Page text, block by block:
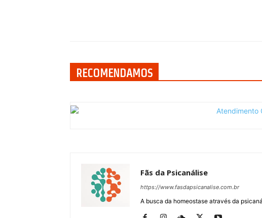
RECOMENDAMOS
Fãs da Psicanálise
https://www.fasdapsicanalise.com.br
A busca da homeostase através da